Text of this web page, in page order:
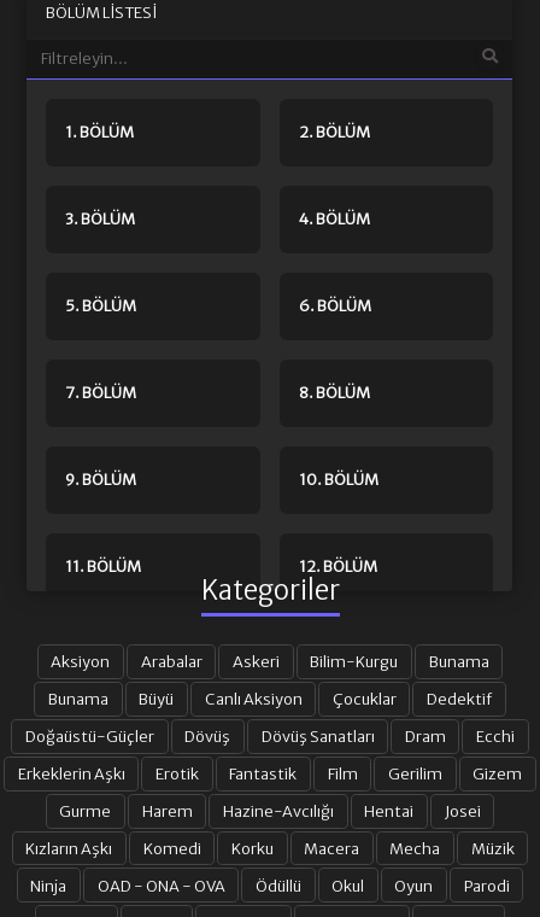
BÖLÜM LISTESI
1. BÖLÜM 2. BÖLÜM
3. BÖLÜM 4. BÖLÜM
5. BÖLÜM 6. BÖLÜM
7. BÖLÜM 8. BÖLÜM
9. BÖLÜM 10. BÖLÜM
11. BÖLÜM 12. BÖLÜM
13. BÖLÜM 14. BÖLÜM
15. BÖLÜM 16. BÖLÜM
17. BÖLÜM 18. BÖLÜM
Kategoriler
Aksiyon Arabalar Askeri Bilim-Kurgu
Bunama
Bunama
Büyü Canlı Aksiyon Çocuklar
Dedektif
Doğaüstü-Güçler
Dövüş Dövüş Sanatları Dram
Ecchi
Erkeklerin Aşkı
Erotik Fantastik Film Gerilim
Gizem
Gurme
Harem Hazine-Avcılığı Hentai
Josei
Kızların Aşkı
Komedi Korku Macera Mecha
Müzik
Ninja
OAD - ONA - OVA Ödüllü Okul Oyun
Parodi